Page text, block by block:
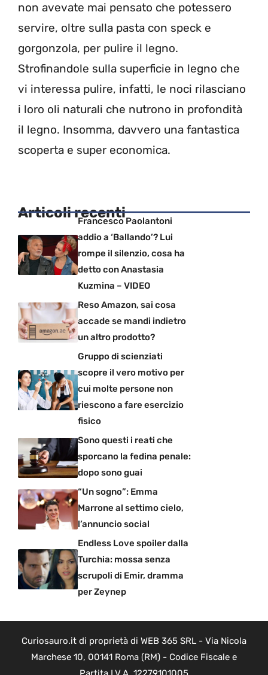
non avevate mai pensato che potessero
servire, oltre sulla pasta con speck e
gorgonzola, per pulire il legno.
Strofinandole sulla superficie in legno che
vi interessa pulire, infatti, le noci rilasciano
i loro oli naturali che nutrono in profondità
il legno. Insomma, davvero una fantastica
scoperta e super economica.
Articoli recentiFrancesco Paolantoni
addio a ‘Ballando’? Lui
rompe il silenzio, cosa ha
detto con Anastasia
Kuzmina – VIDEO
Reso Amazon, sai cosa
accade se mandi indietro
un altro prodotto?
Gruppo di scienziati
scopre il vero motivo per
cui molte persone non
riescono a fare esercizio
fisico
Sono questi i reati che
sporcano la fedina penale:
dopo sono guai
“Un sogno”: Emma
Marrone al settimo cielo,
l’annuncio social
Endless Love spoiler dalla
Turchia: mossa senza
scrupoli di Emir, dramma
per Zeynep
Curiosauro.it di proprietà di WEB 365 SRL - Via Nicola
Marchese 10, 00141 Roma (RM) - Codice Fiscale e